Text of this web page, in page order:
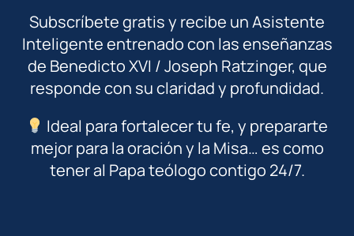
Subscríbete gratis y recibe un Asistente
Inteligente entrenado con las enseñanzas
de Benedicto XVI / Joseph Ratzinger, que
responde con su claridad y profundidad.
Ideal para fortalecer tu fe, y prepararte
mejor para la oración y la Misa… es como
tener al Papa teólogo contigo 24/7.